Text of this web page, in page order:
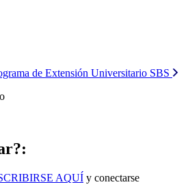
de Extensión Universitario SBS
AQUÍ y conectarse